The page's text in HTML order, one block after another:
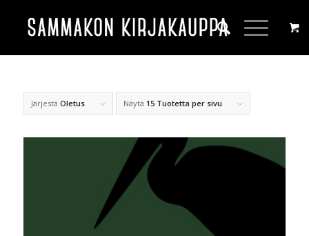
Järjestä Oletus Näytä 15 Tuotetta per sivu